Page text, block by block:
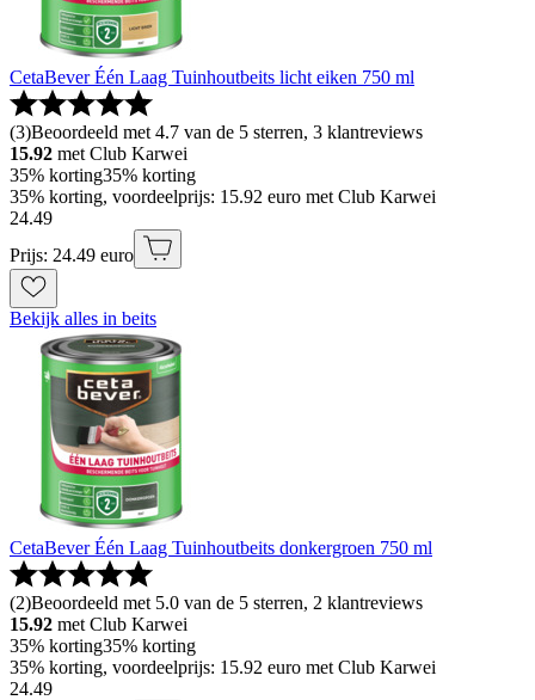
CetaBever Één Laag Tuinhoutbeits licht eiken 750 ml
(3)Beoordeeld met 4.7 van de 5 sterren, 3 klantreviews
15.92 met Club Karwei
35% korting35% korting
35% korting, voordeelprijs: 15.92 euro met Club Karwei
24.49
Prijs: 24.49 euro
Bekijk alles in beits
CetaBever Één Laag Tuinhoutbeits donkergroen 750 ml
(2)Beoordeeld met 5.0 van de 5 sterren, 2 klantreviews
15.92 met Club Karwei
35% korting35% korting
35% korting, voordeelprijs: 15.92 euro met Club Karwei
24.49